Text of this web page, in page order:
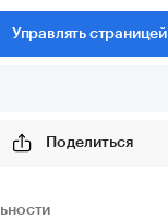
Управлять страницей
Поделиться